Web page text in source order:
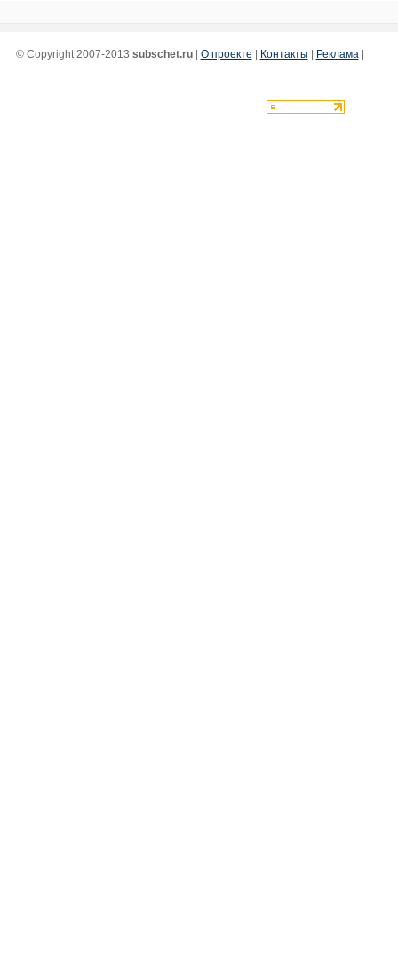
© Copyright 2007-2013 subschet.ru| О проекте Контакты Реклама|